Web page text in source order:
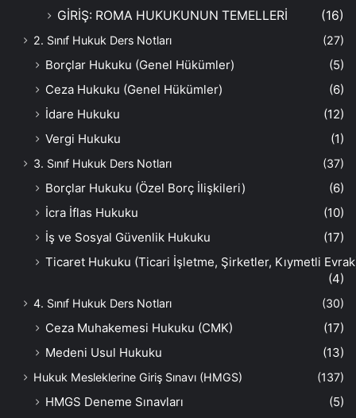
GİRİŞ: ROMA HUKUKUNUN TEMELLERİ
(16)
2. Sınıf Hukuk Ders Notları (27)
Borçlar Hukuku (Genel Hükümler)
(5)
Ceza Hukuku (Genel Hükümler)
(6)
İdare Hukuku
(12)
Vergi Hukuku
(1)
3. Sınıf Hukuk Ders Notları (37)
Borçlar Hukuku (Özel Borç İlişkileri)
(6)
İcra İflas Hukuku
(10)
İş ve Sosyal Güvenlik Hukuku
(17)
Ticaret Hukuku (Ticari İşletme, Şirketler, Kıymetli
(4)
4. Sınıf Hukuk Ders Notları (30)
Ceza Muhakemesi Hukuku (CMK)
(17)
Medeni Usul Hukuku
(13)
Hukuk Mesleklerine Giriş Sınavı (HMGS) (137)
HMGS Deneme Sınavları
(5)